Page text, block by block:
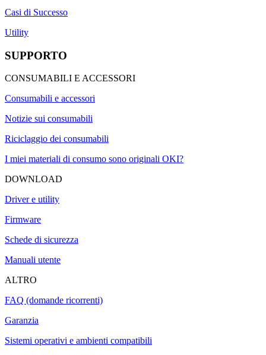
Casi di Successo
Utility
SUPPORTO
CONSUMABILI E ACCESSORI
Consumabili e accessori
Notizie sui consumabili
Riciclaggio dei consumabili
I miei materiali di consumo sono originali OKI?
DOWNLOAD
Driver e utility
Firmware
Schede di sicurezza
Manuali utente
ALTRO
FAQ (domande ricorrenti)
Garanzia
Sistemi operativi e ambienti compatibili